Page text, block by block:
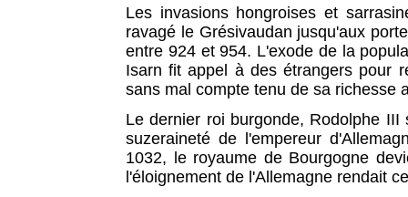
Les invasions hongroises et
ravagé le Grésivaudan jusqu'aux
entre 924 et 954. L'exode de la
Isarn fit appel à des étrangers pour
sans mal compte tenu de sa richesse
Le dernier roi burgonde, Rodolphe
suzeraineté de l'empereur
1032, le royaume de Bourgogne
l'éloignement de l'Allemagne rendait